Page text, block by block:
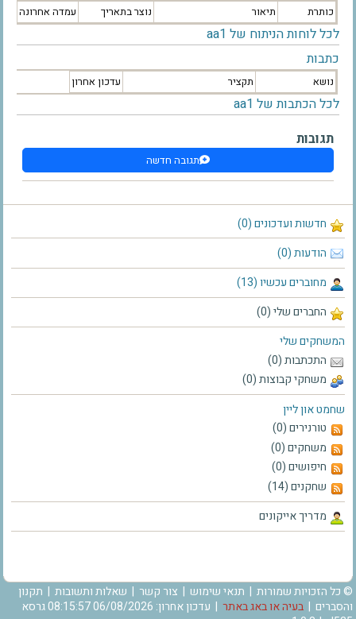
חדשות ועדכונים (0)
הודעות (0)
מחוברים עכשיו (13)
החברים שלי (0)
המשחקים שלי
התכתבות (0)
משחקי קבוצות (0)
שחמט און ליין
טורנירים (0)
משחקים (0)
חיפושים (0)
שחקנים (14)
מדריך אייקונים
כותרת תיאור נוצר בתאריך עמדה אחרונה
לכל לוחות הניתוח של aa1
כתבות
נושא תקציר עדכון אחרון
לכל הכתבות של aa1
תגובות
תגובה חדשה
© כל הזכויות שמורות | תנאי שימוש | צור קשר | שאלות ותשובות | תקנון
והסברים | בעיה או באג באתר
| עדכון אחרון: 06/08/2026 08:15:57 גרסא